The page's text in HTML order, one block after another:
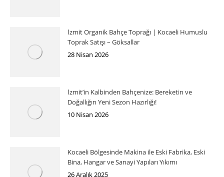
İzmit Organik Bahçe Toprağı | Kocaeli Humuslu
Toprak Satışı – Göksallar
28 Nisan 2026
İzmit’in Kalbinden Bahçenize: Bereketin ve
Doğallığın Yeni Sezon Hazırlığı!
10 Nisan 2026
Kocaeli Bölgesinde Makina ile Eski Fabrika, Eski
Bina, Hangar ve Sanayi Yapıları Yıkımı
26 Aralık 2025